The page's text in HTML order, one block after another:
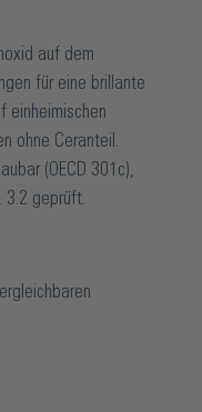
auf dem
für eine brillante
einheimischen
ohne Ceranteil.
(OECD 301c),
3.2 geprüft.